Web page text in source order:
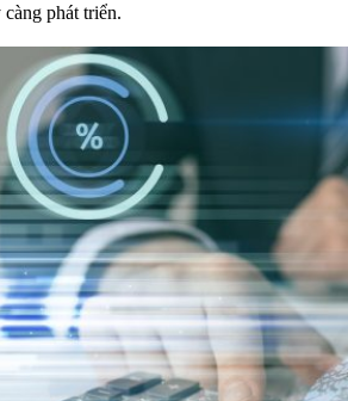
phát triển.